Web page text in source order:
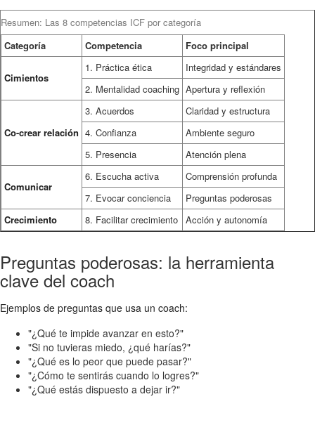
Resumen: Las 8 competencias ICF por categoría
Categoría
Competencia Foco principal
Cimientos
1. Práctica ética
Integridad y estándares
2. Mentalidad coaching Apertura y reflexión
Co-crear relación
3. Acuerdos
Claridad y estructura
4. Confianza
Ambiente seguro
5. Presencia
Atención plena
Comunicar
6. Escucha activa
Comprensión profunda
7. Evocar conciencia
Preguntas poderosas
Crecimiento
8. Facilitar crecimiento Acción y autonomía
Preguntas poderosas: la herramienta
clave del coach
Ejemplos de preguntas que usa un coach:
"¿Qué te impide avanzar en esto?"
"Si no tuvieras miedo, ¿qué harías?"
"¿Qué es lo peor que puede pasar?"
"¿Cómo te sentirás cuando lo logres?"
"¿Qué estás dispuesto a dejar ir?"